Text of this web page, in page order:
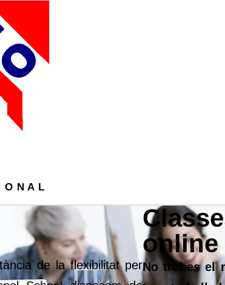
O N A L
de la flexibilitat per
online
No trobes el